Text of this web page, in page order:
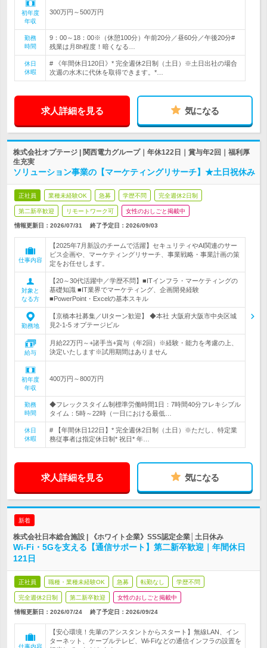
初年度
年収
300万円～500万円
勤務
時間
9：00～18：00※（休憩100分）午前20分／昼60分／午後20分#
残業は月8h程度！暗くなる…
休日
休暇
# 《年間休日120日》* 完全週休2日制（土日）※土日出社の場合
次週の水木に代休を取得できます。*…
求人詳細を見る 気になる
株式会社オプテージ | 関西電力グループ｜年休122日｜賞与年2回｜福利厚
生充実
ソリューション事業の【マーケティングリサーチ】★土日祝休み
正社員 業種未経験OK 急募 学歴不問 完全週休2日制
第二新卒歓迎 リモートワーク可 女性のおしごと掲載中
情報更新日：2026/07/31 終了予定日： 2026/09/03
仕事内容
【2025年7月新設のチームで活躍】セキュリティやAI関連のサー
ビス企画や、マーケティングリサーチ、事業戦略・事業計画の策
定をお任せします。
対象と
なる方
【20～30代活躍中／学歴不問】■ITインフラ・マーケティングの
基礎知識 ■IT業界でマーケティング、企画開発経験
■PowerPoint・Excelの基本スキル
勤務地
【京橋本社募集／UIターン歓迎】 ◆本社 大阪府大阪市中央区城
見2-1-5 オプテージビル
給与
月給22万円～+諸手当+賞与（年2回）※経験・能力を考慮の上、
決定いたします※試用期間はありません
初年度
年収
400万円～800万円
勤務
時間
◆フレックスタイム制標準労働時間1日：7時間40分フレキシブル
タイム：5時～22時（一日における最低…
休日
休暇
# 【年間休日122日】* 完全週休2日制（土日）※ただし、特定業
務従事者は指定休日制* 祝日* 年…
求人詳細を見る 気になる
新着
株式会社日本総合施設 | 《ホワイト企業》SSS認定企業│土日休み
Wi-Fi・5Gを支える【通信サポート】第二新卒歓迎｜年間休日
121日
正社員 職種・業種未経験OK 急募 転勤なし 学歴不問
完全週休2日制 第二新卒歓迎 女性のおしごと掲載中
情報更新日：2026/07/24 終了予定日： 2026/09/24
仕事内容
【安心環境！先輩のアシスタントからスタート】無線LAN、イン
ターネット、ケーブルテレビ、Wi-Fiなどの通信インフラの設置を